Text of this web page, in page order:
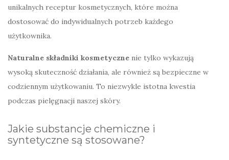
unikalnych receptur kosmetycznych, które można
dostosować do indywidualnych potrzeb każdego
użytkownika.
Naturalne składniki kosmetyczne nie tylko wykazują
wysoką skuteczność działania, ale również są bezpieczne w
codziennym użytkowaniu. To niezwykle istotna kwestia
podczas pielęgnacji naszej skóry.
Jakie substancje chemiczne i
syntetyczne są stosowane?